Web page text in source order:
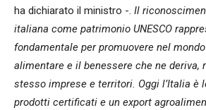
ha dichiarato il ministro -. Il
italiana come patrimonio UNESCO
fondamentale per promuovere nel
alimentare e il benessere che ne deriva,
stesso imprese e territori. Oggi l’Italia è
prodotti certificati e un export